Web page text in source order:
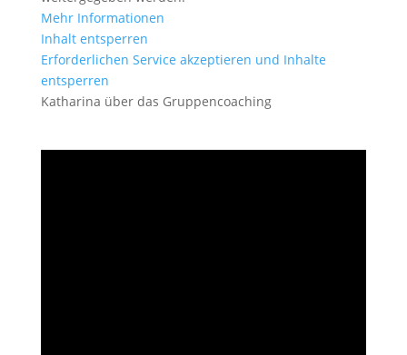
Mehr Informationen
Inhalt entsperren
Erforderlichen Service akzeptieren und Inhalte
entsperren
Katharina über das Gruppencoaching